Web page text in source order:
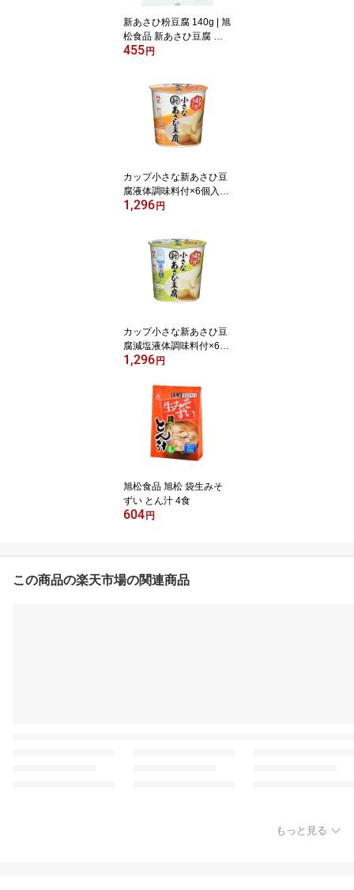
新あさひ粉豆腐 140g | 旭
松食品 新あさひ豆腐 旭
松 こうや豆腐 高野豆腐
455円
カップ小さな新あさひ豆
腐液体調味料付×6個入 |
旭松食品 新あさひ豆腐
1,296円
カップ小さな新あさひ豆
腐減塩液体調味料付×6個
入 | 旭松食品 新あさひ豆
豆腐 凍り豆腐 凍み豆腐
1,296円
旭松食品 旭松 袋生みそ
ずい とん汁 4食
604円
この商品の楽天市場の関連商品
もっと見る